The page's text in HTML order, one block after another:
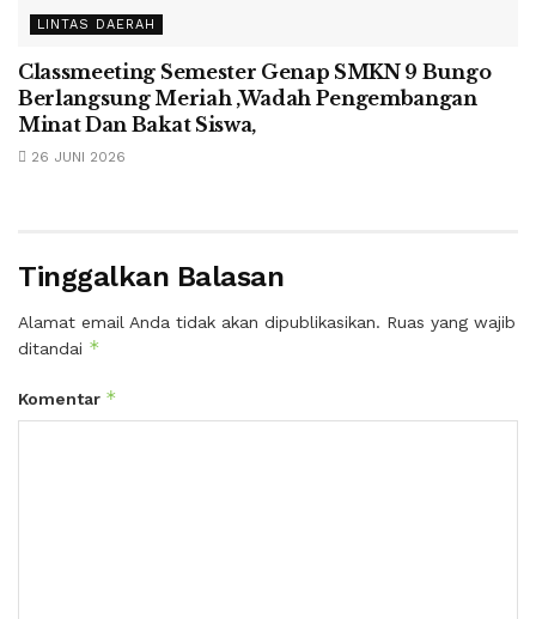
LINTAS DAERAH
Classmeeting Semester Genap SMKN 9 Bungo
Berlangsung Meriah ,Wadah Pengembangan
Minat Dan Bakat Siswa,
26 JUNI 2026
Tinggalkan Balasan
Alamat email Anda tidak akan dipublikasikan. Ruas yang wajib
ditandai *
Komentar *